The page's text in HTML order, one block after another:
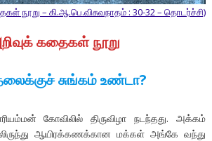
நூறு – கி.ஆ.பெ.விசுவநாதம் : 30-32 – தொடர்ச்சி)
கதைகள் நூறு
சுங்கம் உண்டா?
கோவிலில் திருவிழா நடந்தது. அக்கம்
ஆயிரக்கணக்கான மக்கள் அங்கே வந்து